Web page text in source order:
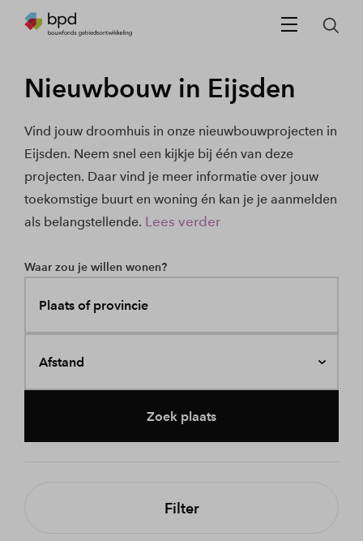
Nieuwbouw in Eijsden
Vind jouw droomhuis in onze nieuwbouwprojecten in
Eijsden. Neem snel een kijkje bij één van deze
projecten. Daar vind je meer informatie over jouw
toekomstige buurt en woning én kan je je aanmelden
als belangstellende. Lees verder
Waar zou je willen wonen?
Plaats of provincie
Afstand
Zoek plaats
Filter